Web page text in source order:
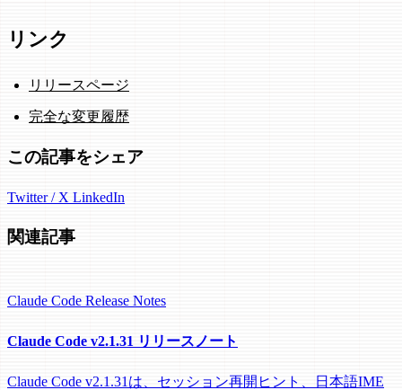
リンク
リリースページ
完全な変更履歴
この記事をシェア
Twitter / X LinkedIn
関連記事
Claude Code Release Notes
Claude Code v2.1.31 リリースノート
Claude Code v2.1.31は、セッション再開ヒント、日本語IME